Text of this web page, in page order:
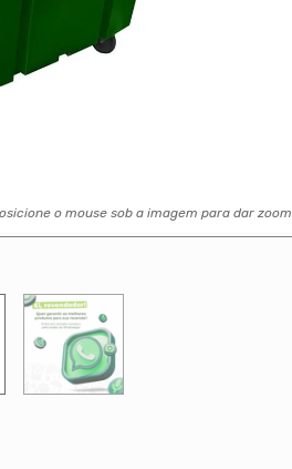
o mouse sob a imagem para dar zoom